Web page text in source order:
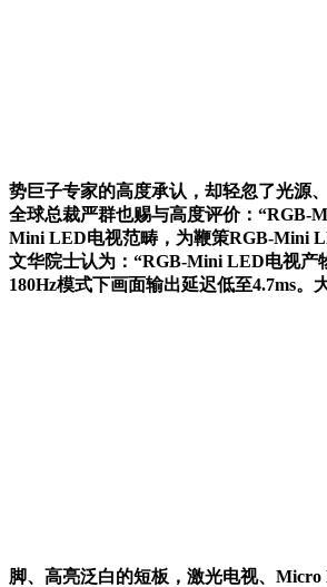
势巨子专家的高度承认，却轻忽了光源
全球总裁严群也赐与高度评价：“RGB-
Mini LED电视范畴，为鞭策RGB-Mini
文华院士认为：“RGB-Mini LED电视产
180Hz模式下画面输出延迟低至4.7ms
脚、高亮泛白的短板，激光电视、